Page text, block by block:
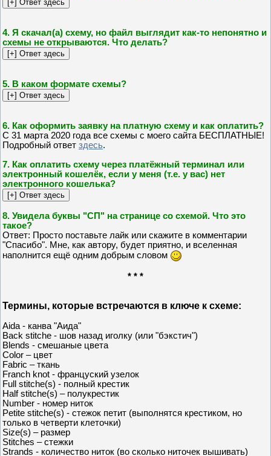
4. Я скачал(а) схему, но файл выглядит как-то непонятно и
схемы не открываются. Что делать?
5. В каком формате схемы?
6. Как оформить заявку на платную схему и как оплатить?
С 31 марта 2020 года все схемы с моего сайта БЕСПЛАТНЫЕ!
Подробный ответ здесь.
7. Как оплатить схему через платёжный терминал или
электронный кошелёк, если у меня (т.е. у вас) нет
электронного кошелька?
8. Увидела буквы "СП" на странице со схемой. Что это
такое?
Ответ: Просто поставьте лайк или скажите в комментарии
"Спасибо". Мне, как автору, будет приятно, и вселенная
наполнится ещё одним добрым словом
* * *
Термины, которые встречаются в ключе к схеме:
Aida - канва "Аида"
Back stitche - шов назад иголку (или "бэкстич")
Blends - смешаные цвета
Color – цвет
Fabric – ткань
Franch knot - француский узелок
Full stitche(s) - полный крестик
Half stitche(s) – полукрестик
Number - номер ниток
Petite stitche(s) - стежок петит (выполнятся крестиком, но
только в четверти клеточки)
Size(s) – размер
Stitches – стежки
Strands - количество ниток (во сколько ниточек вышивать)